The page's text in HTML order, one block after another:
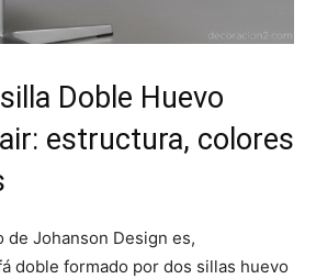
Doble Huevo
estructura, colores
de Johanson Design es,
doble formado por dos sillas huevo